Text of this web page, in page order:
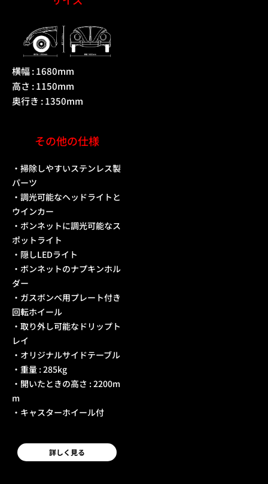
横幅 : 1680mm
高さ : 1150mm
奥行き : 1350mm
その他の仕様
・掃除しやすいステンレス製
パーツ
・調光可能なヘッドライトと
ウインカー
・ボンネットに調光可能なス
ポットライト
・隠しLEDライト
・ボンネットのナプキンホル
ダー
・ガスボンベ用プレート付き
回転ホイール
・取り外し可能なドリップト
レイ
・オリジナルサイドテーブル
・重量 : 285kg
・開いたときの高さ : 2200m
m
・キャスターホイール付
詳しく見る